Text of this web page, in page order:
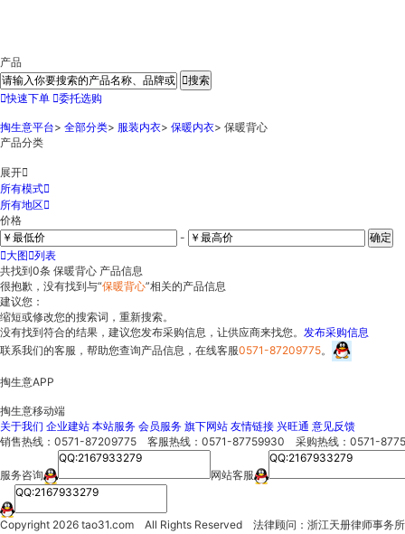
产品
搜索
快速下单 委托选购
掏生意平台> 全部分类> 服装内衣> 保暖内衣> 保暖背心
产品分类
展开
所有模式
所有地区
价格
-
确定
大图列表
共找到0条 保暖背心 产品信息
很抱歉，没有找到与“保暖背心”相关的产品信息
建议您：
缩短或修改您的搜索词，重新搜索。
没有找到符合的结果，建议您发布采购信息，让供应商来找您。 发布采购信息
联系我们的客服，帮助您查询产品信息，在线客服0571-87209775。
掏生意APP
掏生意移动端
关于我们 企业建站 本站服务 会员服务 旗下网站 友情链接 兴旺通 意见反馈
销售热线：0571-87209775 客服热线：0571-87759930 采购热线：0571-
服务咨询 网站客服
Copyright 2026 tao31.com All Rights Reserved 法律顾问：浙江天册律师事务